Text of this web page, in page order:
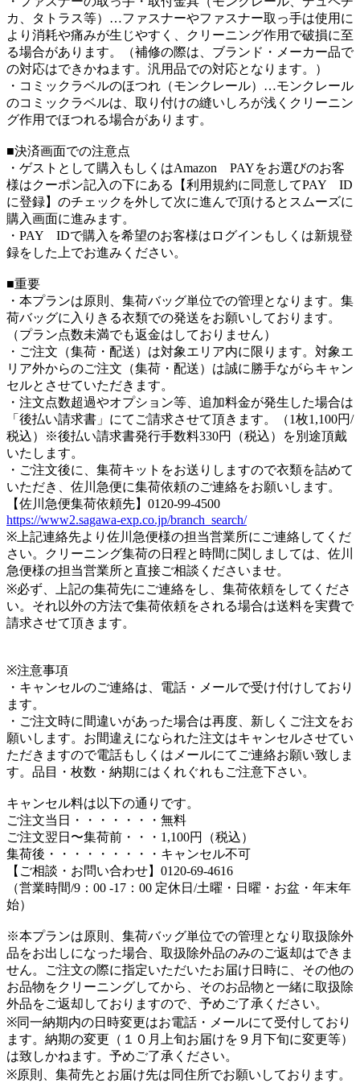
カ、タトラス等）…ファスナーやファスナー取っ手は使用に
より消耗や痛みが生じやすく、クリーニング作用で破損に至
る場合があります。（補修の際は、ブランド・メーカー品で
の対応はできかねます。汎用品での対応となります。）
・コミックラベルのほつれ（モンクレール）…モンクレール
のコミックラベルは、取り付けの縫いしろが浅くクリーニン
グ作用でほつれる場合があります。
■決済画面での注意点
・ゲストとして購入もしくはAmazon PAYをお選びのお客
様はクーポン記入の下にある【利用規約に同意してPAY ID
に登録】のチェックを外して次に進んで頂けるとスムーズに
購入画面に進みます。
・PAY IDで購入を希望のお客様はログインもしくは新規登
録をした上でお進みください。
■重要
・本プランは原則、集荷バッグ単位での管理となります。集
荷バッグに入りきる衣類での発送をお願いしております。
（プラン点数未満でも返金はしておりません）
・ご注文（集荷・配送）は対象エリア内に限ります。対象エ
リア外からのご注文（集荷・配送）は誠に勝手ながらキャン
セルとさせていただきます。
・注文点数超過やオプション等、追加料金が発生した場合は
「後払い請求書」にてご請求させて頂きます。（1枚1,100円/
税込）※後払い請求書発行手数料330円（税込）を別途頂戴
いたします。
・ご注文後に、集荷キットをお送りしますので衣類を詰めて
いただき、佐川急便に集荷依頼のご連絡をお願いします。
【佐川急便集荷依頼先】0120-99-4500
https://www2.sagawa-exp.co.jp/branch_search/
※上記連絡先より佐川急便様の担当営業所にご連絡してくだ
さい。クリーニング集荷の日程と時間に関しましては、佐川
急便様の担当営業所と直接ご相談くださいませ。
※必ず、上記の集荷先にご連絡をし、集荷依頼をしてくださ
い。それ以外の方法で集荷依頼をされる場合は送料を実費で
請求させて頂きます。
※注意事項
・キャンセルのご連絡は、電話・メールで受け付けしており
ます。
・ご注文時に間違いがあった場合は再度、新しくご注文をお
願いします。お間違えになられた注文はキャンセルさせてい
ただきますので電話もしくはメールにてご連絡お願い致しま
す。品目・枚数・納期にはくれぐれもご注意下さい。
キャンセル料は以下の通りです。
ご注文当日・・・・・・・無料
ご注文翌日〜集荷前・・・1,100円（税込）
集荷後・・・・・・・・・キャンセル不可
【ご相談・お問い合わせ】0120-69-4616
（営業時間/9：00 -17：00 定休日/土曜・日曜・お盆・年末年
始）
※本プランは原則、集荷バッグ単位での管理となり取扱除外
品をお出しになった場合、取扱除外品のみのご返却はできま
せん。ご注文の際に指定いただいたお届け日時に、その他の
お品物をクリーニングしてから、そのお品物と一緒に取扱除
外品をご返却しておりますので、予めご了承ください。
※同一納期内の日時変更はお電話・メールにて受付しており
ます。納期の変更（１０月上旬お届けを９月下旬に変更等）
は致しかねます。予めご了承ください。
※原則、集荷先とお届け先は同住所でお願いしております。